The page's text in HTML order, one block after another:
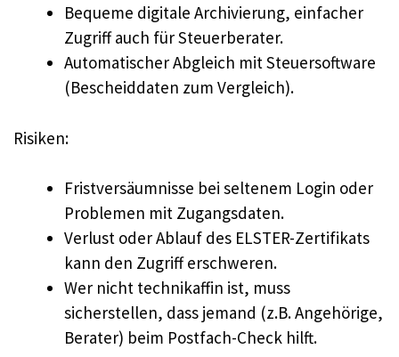
Bequeme digitale Archivierung, einfacher
Zugriff auch für Steuerberater.
Automatischer Abgleich mit Steuersoftware
(Bescheiddaten zum Vergleich).
Risiken:
Fristversäumnisse bei seltenem Login oder
Problemen mit Zugangsdaten.
Verlust oder Ablauf des ELSTER-Zertifikats
kann den Zugriff erschweren.
Wer nicht technikaffin ist, muss
sicherstellen, dass jemand (z.B. Angehörige,
Berater) beim Postfach-Check hilft.